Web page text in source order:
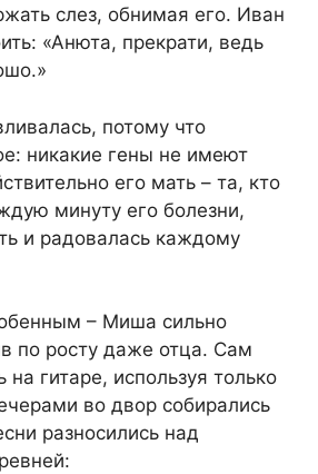
слез, обнимая его. Иван
«Анюта, прекрати, ведь
потому что
никакие гены не имеют
его мать – та, кто
минуту его болезни,
и радовалась каждому
– Миша сильно
по росту даже отца. Сам
на гитаре, используя только
во двор собирались
разносились над